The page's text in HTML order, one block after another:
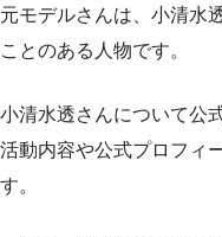
元モデルさんは、小清水
ことのある人物です。
小清水透さんについて公
活動内容や公式プロフィ
す。